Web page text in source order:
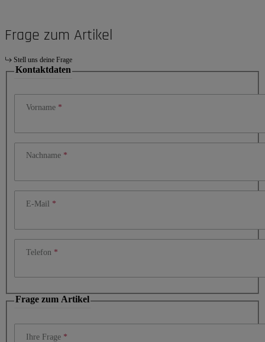
Frage zum Artikel
Stell uns deine Frage
Kontaktdaten
Vorname
Nachname
E-Mail
Telefon
Frage zum Artikel
Ihre Frage